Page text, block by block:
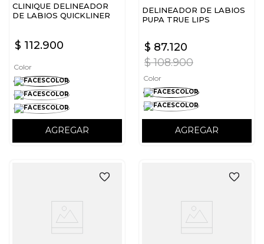
CLINIQUE DELINEADOR
DE LABIOS QUICKLINER
$ 112.900
Color
AGREGAR
DELINEADOR DE LABIOS
PUPA TRUE LIPS
$ 108.900
$ 87.120
Color
AGREGAR